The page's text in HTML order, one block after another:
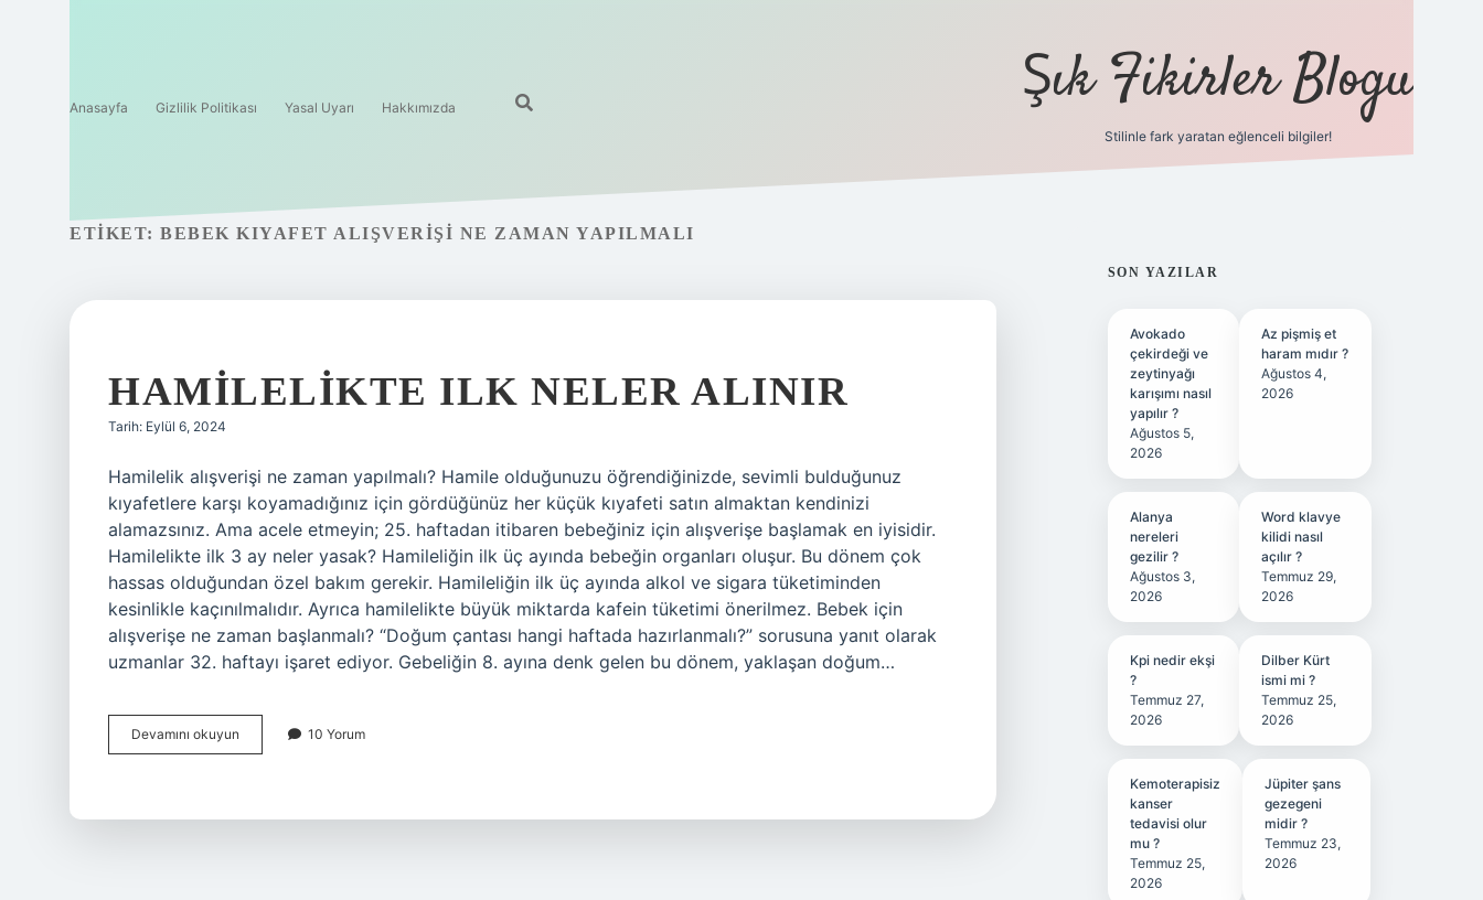
Anasayfa Gizlilik Politikası Yasal Uyarı Hakkımızda Şık Fikirler Blogu
Stilinle fark yaratan eğlenceli bilgiler!
ETIKET: BEBEK KIYAFET ALIŞVERIŞI NE ZAMAN YAPILMALI
HAMILELIKTE ILK NELER ALINIR
Tarih: Eylül 6, 2024
Hamilelik alışverişi ne zaman yapılmalı? Hamile olduğunuzu öğrendiğinizde, sevimli bulduğunuz
kıyafetlere karşı koyamadığınız için gördüğünüz her küçük kıyafeti satın almaktan kendinizi
alamazsınız. Ama acele etmeyin; 25. haftadan itibaren bebeğiniz için alışverişe başlamak en iyisidir.
Hamilelikte ilk 3 ay neler yasak? Hamileliğin ilk üç ayında bebeğin organları oluşur. Bu dönem çok
hassas olduğundan özel bakım gerekir. Hamileliğin ilk üç ayında alkol ve sigara tüketiminden
kesinlikle kaçınılmalıdır. Ayrıca hamilelikte büyük miktarda kafein tüketimi önerilmez. Bebek için
alışverişe ne zaman başlanmalı? “Doğum çantası hangi haftada hazırlanmalı?” sorusuna yanıt olarak
uzmanlar 32. haftayı işaret ediyor. Gebeliğin 8. ayına denk gelen bu dönem, yaklaşan doğum…
Devamını okuyun Hamilelikte
Ilk
10 Yorum
SIDEBAR
SON YAZILAR
Avokado
çekirdeği ve
zeytinyağı
karışımı nasıl
yapılır ?
Ağustos 5,
2026
Az pişmiş et
haram mıdır ?
Ağustos 4,
2026
Alanya
nereleri
gezilir ?
Ağustos 3,
2026
Word klavye
kilidi nasıl
açılır ?
Temmuz 29,
2026
Kpi nedir ekşi
?
Temmuz 27,
2026
Dilber Kürt
ismi mi ?
Temmuz 25,
2026
Kemoterapisiz
kanser
tedavisi olur
mu ?
Temmuz 25,
2026
Jüpiter şans
gezegeni
midir ?
Temmuz 23,
2026